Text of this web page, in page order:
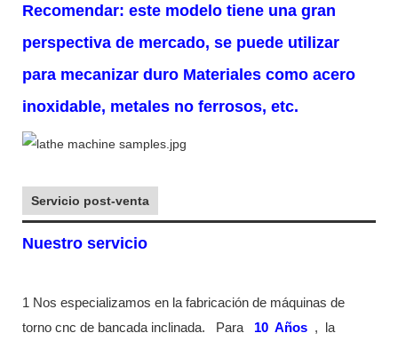
Recomendar: este modelo tiene una gran
perspectiva de mercado, se puede utilizar
para mecanizar duro Materiales como acero
inoxidable, metales no ferrosos, etc.
Servicio post-venta
Nuestro servicio
1 Nos especializamos en la fabricación de máquinas de
torno cnc de bancada inclinada.
Para 10 Años ,
la